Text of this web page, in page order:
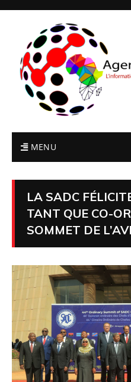
MENU
LA SADC
TANT QUE CO-
SOMMET DE